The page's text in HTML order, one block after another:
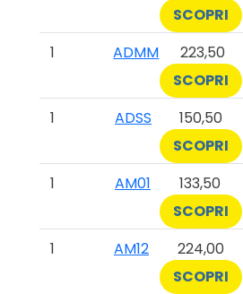
SCOPRI
1
ADMM 223,50
SCOPRI
1
ADSS 150,50
SCOPRI
1
AM01 133,50
SCOPRI
1
AM12 224,00
SCOPRI